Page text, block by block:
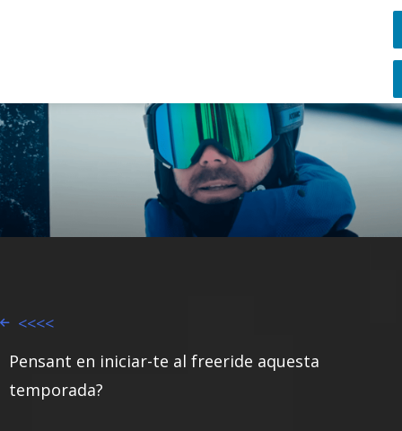
<<<<
Pensant en iniciar-te al freeride aquesta
temporada?